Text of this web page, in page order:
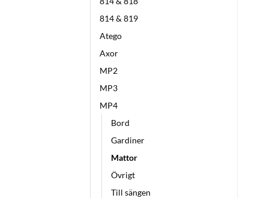
814 & 819
Atego
Axor
MP2
MP3
MP4
Bord
Gardiner
Mattor
Övrigt
Till sängen